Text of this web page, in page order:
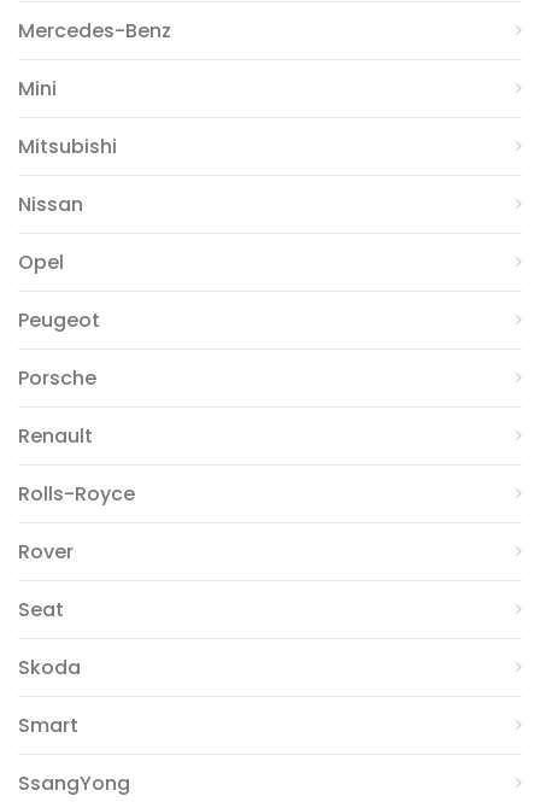
Mercedes-Benz
Mini
Mitsubishi
Nissan
Opel
Peugeot
Porsche
Renault
Rolls-Royce
Rover
Seat
Skoda
Smart
SsangYong